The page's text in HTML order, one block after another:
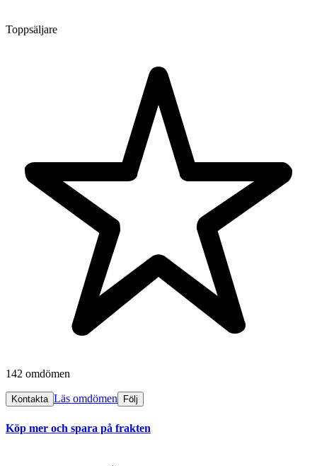
Toppsäljare
142 omdömen
Kontakta Läs omdömen Följ
Köp mer och spara på frakten